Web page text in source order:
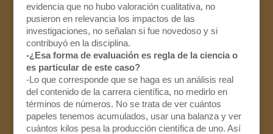
evidencia que no hubo valoración cualitativa, no
pusieron en relevancia los impactos de las
investigaciones, no señalan si fue novedoso y si
contribuyó en la disciplina.
-¿Esa forma de evaluación es regla de la ciencia o
es particular de este caso?
-Lo que corresponde que se haga es un análisis real
del contenido de la carrera científica, no medirlo en
términos de números. No se trata de ver cuántos
papeles tenemos acumulados, usar una balanza y ver
cuántos kilos pesa la producción científica de uno. Así